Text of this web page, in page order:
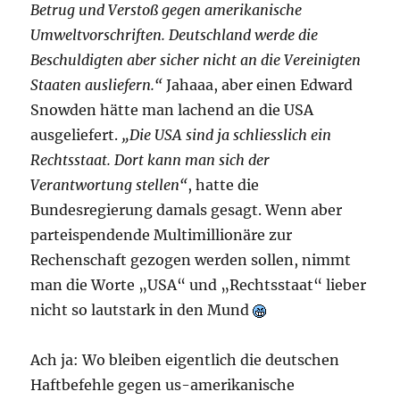
Betrug und Verstoß gegen amerikanische
Umweltvorschriften. Deutschland werde die
Beschuldigten aber sicher nicht an die Vereinigten
Staaten ausliefern.“ Jahaaa, aber einen Edward
Snowden hätte man lachend an die USA
ausgeliefert. „Die USA sind ja schliesslich ein
Rechtsstaat. Dort kann man sich der
Verantwortung stellen“, hatte die
Bundesregierung damals gesagt. Wenn aber
parteispendende Multimillionäre zur
Rechenschaft gezogen werden sollen, nimmt
man die Worte „USA“ und „Rechtsstaat“ lieber
nicht so lautstark in den Mund
Ach ja: Wo bleiben eigentlich die deutschen
Haftbefehle gegen us-amerikanische